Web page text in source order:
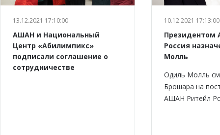
13.12.2021 17:10:00
АШАН и Национальный
Центр «Абилимпикс»
подписали соглашение о
сотрудничестве
10.12.2021 17:13:00
Президентом
Россия
Молль
Одиль Молль
Брошара на
АШАН Ритейл